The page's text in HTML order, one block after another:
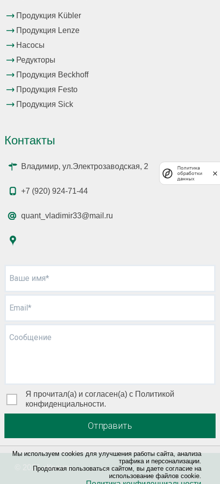
Мы используем cookies для улучшения работы сайта, анализа
трафика и персонализации.
Продолжая пользоваться сайтом, вы даете согласие на
использование файлов cookie.
Продукция Kübler
Продукция Lenze
Насосы
Редукторы
Продукция Beckhoff
Продукция Festo
Продукция Sick
Контакты
Владимир, ул.Электрозаводская, 2
+7 (920) 924-71-44
quant_vladimir33@mail.ru
Ваше имя*
Email*
Сообщение
Я прочитал(а) и согласен(а) с Политикой
конфиденциальности.
Отправить
© 2026 «Квант »
Политика
обработки
данных